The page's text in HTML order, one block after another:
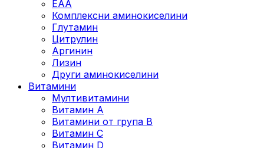
EAA
Комплексни аминокиселини
Глутамин
Цитрулин
Аргинин
Лизин
Други аминокиселини
Витамини
Мултивитамини
Витамин А
Витамини от група B
Витамин C
Витамин D